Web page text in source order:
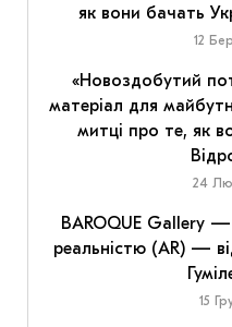
як вони бачать
12
«Новоздобутий
матеріал для
митці про те, як
24
BAROQUE Gallery
реальністю (AR) —
15